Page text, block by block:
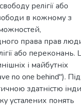
релігії або
в кожному з
права прав
або переконань.
і майбутніх
no one behind").
здатністю
усталених понять